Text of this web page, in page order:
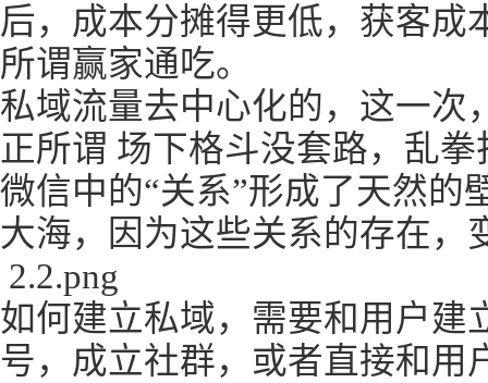
后，成本分摊得更低，获客成
所谓赢家通吃。
私域流量去中心化的，这一次
正所谓 场下格斗没套路，乱
微信中的“关系”形成了天然的
大海，因为这些关系的存在，
2.2.png
如何建立私域，需要和用户建
号，成立社群，或者直接和用